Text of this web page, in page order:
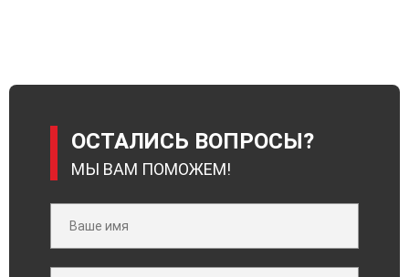
ОСТАЛИСЬ ВОПРОСЫ?
МЫ ВАМ ПОМОЖЕМ!